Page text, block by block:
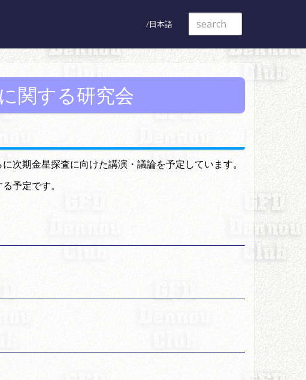
日本語
関する研究会
次期金星探査に向けた講演・議論を予定しています。
予定です。